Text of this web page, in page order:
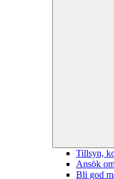
Tillsyn,
Ansök
Bli god